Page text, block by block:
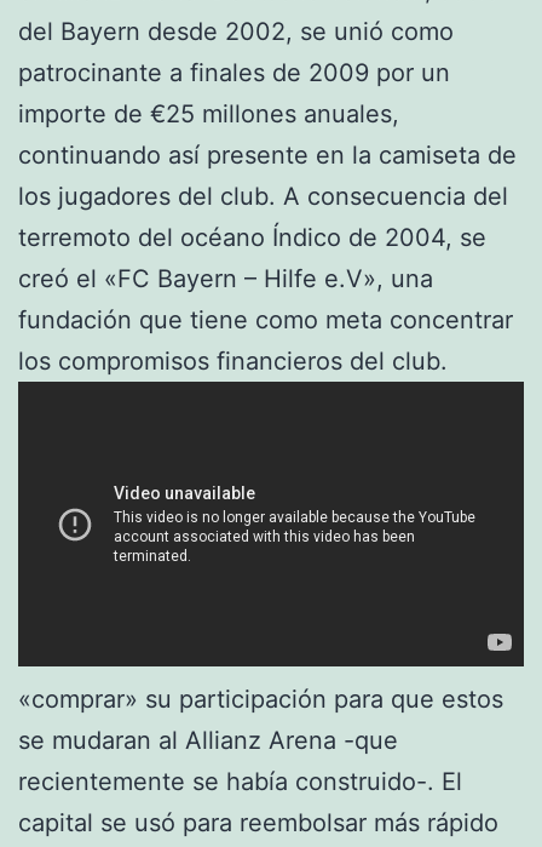
del Bayern desde 2002, se unió como
patrocinante a finales de 2009 por un
importe de €25 millones anuales,
continuando así presente en la camiseta de
los jugadores del club. A consecuencia del
terremoto del océano Índico de 2004, se
creó el «FC Bayern – Hilfe e.V», una
fundación que tiene como meta concentrar
los compromisos financieros del club.
«comprar» su participación para que estos
se mudaran al Allianz Arena -que
recientemente se había construido-. El
capital se usó para reembolsar más rápido